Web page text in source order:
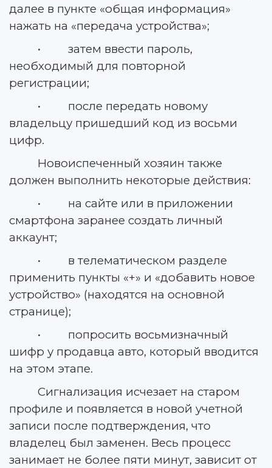
далее в пункте «общая информация»
нажать на «передача устройства»;
• затем ввести пароль,
необходимый для повторной
регистрации;
• после передать новому
владельцу пришедший код из восьми
цифр.
Новоиспеченный хозяин также
должен выполнить некоторые действия:
• на сайте или в приложении
смартфона заранее создать личный
аккаунт;
• в телематическом разделе
применить пункты «+» и «добавить новое
устройство» (находятся на основной
странице);
• попросить восьмизначный
шифр у продавца авто, который вводится
на этом этапе.
Сигнализация исчезает на старом
профиле и появляется в новой учетной
записи после подтверждения, что
владелец был заменен. Весь процесс
занимает не более пяти минут, зависит от